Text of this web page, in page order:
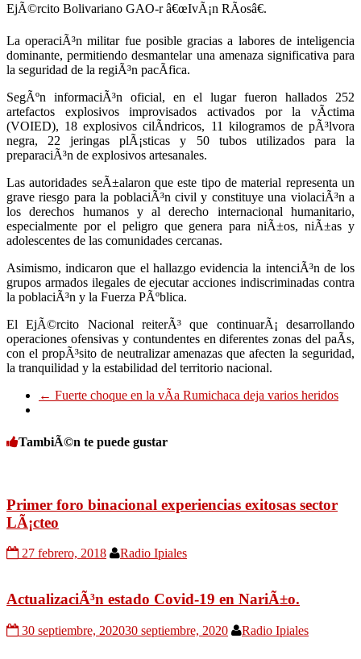
EjÃ©rcito Bolivariano GAO-r â€œIvÃ¡n RÃ­osâ€.
La operaciÃ³n militar fue posible gracias a labores de inteligencia
dominante, permitiendo desmantelar una amenaza significativa para
la seguridad de la regiÃ³n pacÃ­fica.
SegÃºn informaciÃ³n oficial, en el lugar fueron hallados 252
artefactos explosivos improvisados activados por la vÃ­ctima
(VOIED), 18 explosivos cilÃ­ndricos, 11 kilogramos de pÃ³lvora
negra, 22 jeringas plÃ¡sticas y 50 tubos utilizados para la
preparaciÃ³n de explosivos artesanales.
Las autoridades seÃ±alaron que este tipo de material representa un
grave riesgo para la poblaciÃ³n civil y constituye una violaciÃ³n a
los derechos humanos y al derecho internacional humanitario,
especialmente por el peligro que genera para niÃ±os, niÃ±as y
adolescentes de las comunidades cercanas.
Asimismo, indicaron que el hallazgo evidencia la intenciÃ³n de los
grupos armados ilegales de ejecutar acciones indiscriminadas contra
la poblaciÃ³n y la Fuerza PÃºblica.
El EjÃ©rcito Nacional reiterÃ³ que continuarÃ¡ desarrollando
operaciones ofensivas y contundentes en diferentes zonas del paÃ­s,
con el propÃ³sito de neutralizar amenazas que afecten la seguridad,
la tranquilidad y la estabilidad del territorio nacional.
← Fuerte choque en la vÃ­a Rumichaca deja varios heridos
TambiÃ©n te puede gustar
Primer foro binacional experiencias exitosas sector
LÃ¡cteo
27 febrero, 2018 Radio Ipiales
ActualizaciÃ³n estado Covid-19 en NariÃ±o.
30 septiembre, 202030 septiembre, 2020 Radio Ipiales